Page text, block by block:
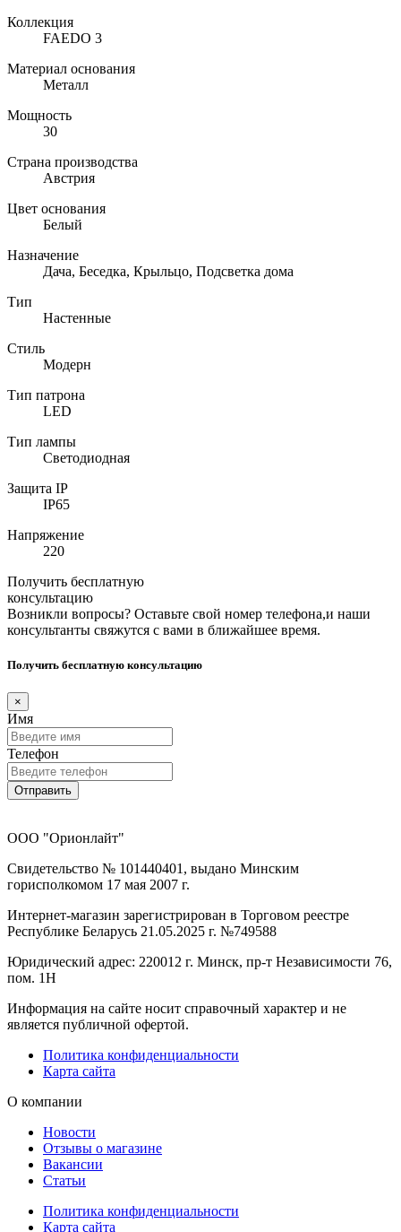
Коллекция
FAEDO 3
Материал основания
Металл
Мощность
30
Страна производства
Австрия
Цвет основания
Белый
Назначение
Дача, Беседка, Крыльцо, Подсветка дома
Тип
Настенные
Стиль
Модерн
Тип патрона
LED
Тип лампы
Светодиодная
Защита IP
IP65
Напряжение
220
Получить бесплатную
консультацию
Возникли вопросы? Оставьте свой номер телефона,и наши
консультанты свяжутся с вами в ближайшее время.
Получить бесплатную консультацию
×
Имя
Телефон
Отправить
ООО "Орионлайт"
Свидетельство № 101440401, выдано Минским
горисполкомом 17 мая 2007 г.
Интернет-магазин зарегистрирован в Торговом реестре
Республике Беларусь 21.05.2025 г. №749588
Юридический адрес: 220012 г. Минск, пр-т Независимости 76,
пом. 1Н
Информация на сайте носит справочный характер и не
является публичной офертой.
Политика конфиденциальности
Карта сайта
О компании
Новости
Отзывы о магазине
Вакансии
Статьи
Политика конфиденциальности
Карта сайта